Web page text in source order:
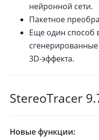
нейронной сети.
Пакетное
Еще один способ
3D-эффекта.
StereoTracer
Новые функции: